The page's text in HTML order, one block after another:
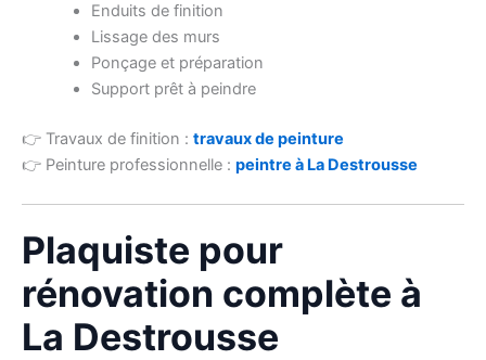
Enduits de finition
Lissage des murs
Ponçage et préparation
Support prêt à peindre
👉 Travaux de finition : travaux de peinture
👉 Peinture professionnelle : peintre à La Destrousse
Plaquiste pour
rénovation complète à
La Destrousse